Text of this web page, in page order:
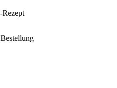
Rezept